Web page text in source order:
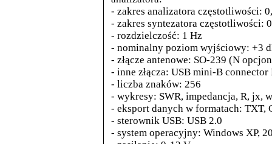
- zakres analizatora częstotliwości:
- zakres syntezatora częstotliwości:
- rozdzielczość: 1 Hz
- nominalny poziom wyjściowy: +3
- złącze antenowe: SO-239 (N
- inne złącza: USB mini-B
- liczba znaków: 256
- wykresy: SWR, impedancja, R, jx,
- eksport danych w formatach: TXT,
- sterownik USB: USB 2.0
- system operacyjny: Windows XP,